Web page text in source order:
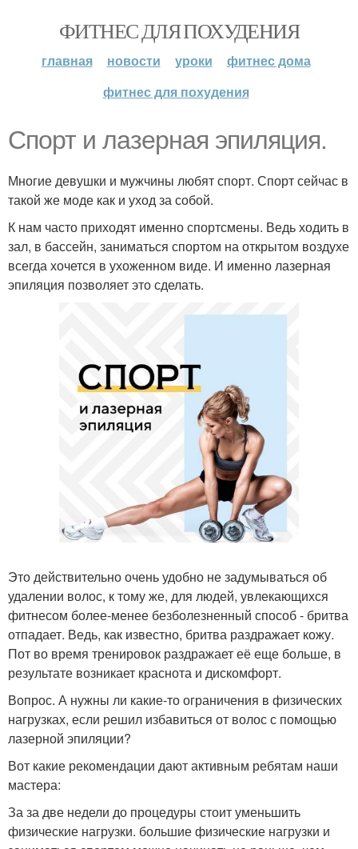
ФИТНЕС ДЛЯ ПОХУДЕНИЯ
главная новости уроки
фитнес дома
фитнес для похудения
Спорт и лазерная эпиляция.
Многие девушки и мужчины любят спорт. Спорт сейчас в
такой же моде как и уход за собой.
К нам часто приходят именно спортсмены. Ведь ходить в
зал, в бассейн, заниматься спортом на открытом воздухе
всегда хочется в ухоженном виде. И именно лазерная
эпиляция позволяет это сделать.
Это действительно очень удобно не задумываться об
удалении волос, к тому же, для людей, увлекающихся
фитнесом более-менее безболезненный способ - бритва
отпадает. Ведь, как известно, бритва раздражает кожу.
Пот во время тренировок раздражает её еще больше, в
результате возникает краснота и дискомфорт.
Вопрос. А нужны ли какие-то ограничения в физических
нагрузках, если решил избавиться от волос с помощью
лазерной эпиляции?
Вот какие рекомендации дают активным ребятам наши
мастера:
За за две недели до процедуры стоит уменьшить
физические нагрузки. большие физические нагрузки и